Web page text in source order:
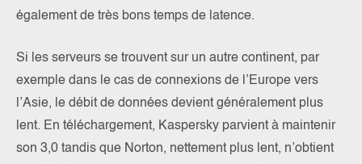
également de très bons temps de latence.
Si les serveurs se trouvent sur un autre continent, par
exemple dans le cas de connexions de l’Europe vers
l’Asie, le débit de données devient généralement plus
lent. En téléchargement, Kaspersky parvient à maintenir
son 3,0 tandis que Norton, nettement plus lent, n’obtient